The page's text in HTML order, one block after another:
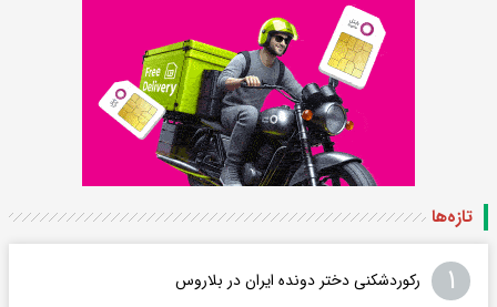
تازه‌ها
۱ رکوردشکنی دختر دونده ایران در بلاروس